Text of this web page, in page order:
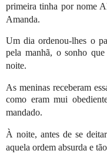
primeira tinha por nome
Amanda.
Um dia ordenou-lhes o
pela manhã, o sonho
noite.
As meninas receberam
como eram mui
mandado.
À noite, antes de se
aquela ordem absurda e